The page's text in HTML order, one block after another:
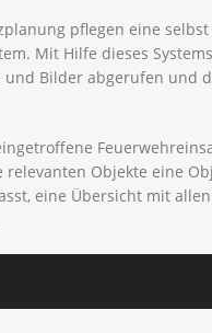
pflegen eine
Mit Hilfe dieses
Bilder abgerufen und
Objekte eine
eine Übersicht mit